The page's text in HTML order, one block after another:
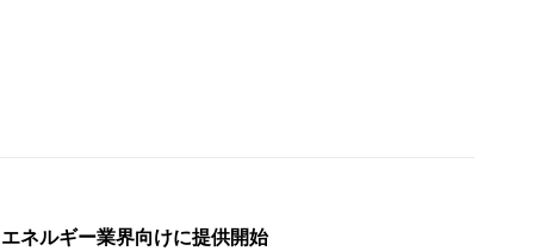
ネルギー業界向けに提供開始